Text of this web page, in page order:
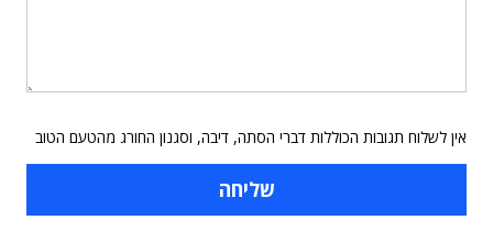
אין לשלוח תגובות הכוללות דברי הסתה, דיבה, וסגנון החורג מהטעם הטוב